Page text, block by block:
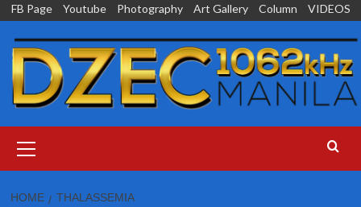
Skip
content
FB Page Youtube Photography Art Gallery Column VIDEOS
Menu
HOME THALASSEMIA